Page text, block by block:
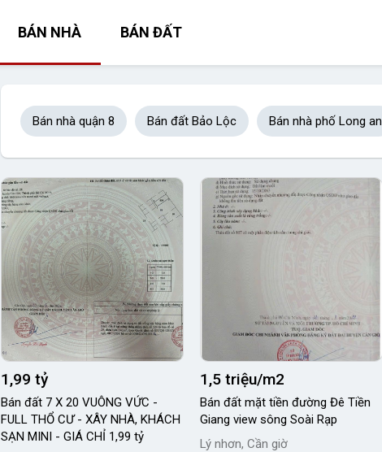
BÁN NHÀ BÁN ĐẤT
Bán nhà quận 8 Bán đất Bảo Lộc Bán nhà phố Long an
1,99 tỷ
Bán đất 7 X 20 VUÔNG VỨC -
FULL THỔ CƯ - XÂY NHÀ, KHÁCH
SẠN MINI - GIÁ CHỈ 1,99 tỷ
1,5 triệu/m2
Bán đất mặt tiền đường Đê Tiền
Giang view sông Soài Rạp
Lý nhơn, Cần giờ